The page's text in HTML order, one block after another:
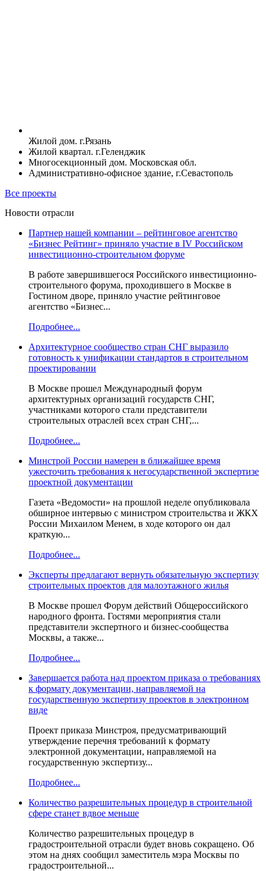
Жилой дом. г.Рязань
Жилой квартал. г.Геленджик
Многосекционный дом. Московская обл.
Административно-офисное здание, г.Севастополь
Все проекты
Новости отрасли
Партнер нашей компании – рейтинговое агентство
«Бизнес Рейтинг» приняло участие в IV Российском
инвестиционно-строительном форуме
В работе завершившегося Российского инвестиционно-
строительного форума, проходившего в Москве в
Гостином дворе, приняло участие рейтинговое
агентство «Бизнес...
Подробнее...
Архитектурное сообщество стран СНГ выразило
готовность к унификации стандартов в строительном
проектировании
В Москве прошел Международный форум
архитектурных организаций государств СНГ,
участниками которого стали представители
строительных отраслей всех стран СНГ,...
Подробнее...
Минстрой России намерен в ближайшее время
ужесточить требования к негосударственной экспертизе
проектной документации
Газета «Ведомости» на прошлой неделе опубликовала
обширное интервью с министром строительства и ЖКХ
России Михаилом Менем, в ходе которого он дал
краткую...
Подробнее...
Эксперты предлагают вернуть обязательную экспертизу
строительных проектов для малоэтажного жилья
В Москве прошел Форум действий Общероссийского
народного фронта. Гостями мероприятия стали
представители экспертного и бизнес-сообщества
Москвы, а также...
Подробнее...
Завершается работа над проектом приказа о требованиях
к формату документации, направляемой на
государственную экспертизу проектов в электронном
виде
Проект приказа Минстроя, предусматривающий
утверждение перечня требований к формату
электронной документации, направляемой на
государственную экспертизу...
Подробнее...
Количество разрешительных процедур в строительной
сфере станет вдвое меньше
Количество разрешительных процедур в
градостроительной отрасли будет вновь сокращено. Об
этом на днях сообщил заместитель мэра Москвы по
градостроительной...